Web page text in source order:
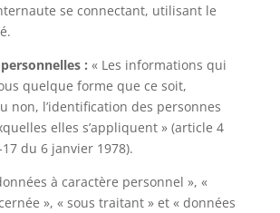
se connectant, utilisant le
: « Les informations qui
quelque forme que ce soit,
non, l’identification des personnes
elles s’appliquent » (article 4
du 6 janvier 1978).
à caractère personnel », «
», « sous traitant » et « données